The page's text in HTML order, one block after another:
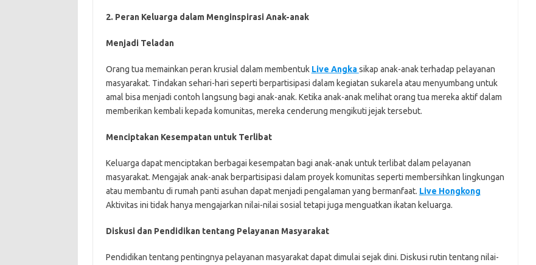
2. Peran Keluarga dalam Menginspirasi Anak-anak
Menjadi Teladan
Orang tua memainkan peran krusial dalam membentuk Live Angkasikap anak-anak terhadap pelayanan
masyarakat. Tindakan sehari-hari seperti berpartisipasi dalam kegiatan sukarela atau menyumbang untuk
amal bisa menjadi contoh langsung bagi anak-anak. Ketika anak-anak melihat orang tua mereka aktif dalam
memberikan kembali kepada komunitas, mereka cenderung mengikuti jejak tersebut.
Menciptakan Kesempatan untuk Terlibat
Keluarga dapat menciptakan berbagai kesempatan bagi anak-anak untuk terlibat dalam pelayanan
masyarakat. Mengajak anak-anak berpartisipasi dalam proyek komunitas seperti membersihkan lingkungan
atau membantu di rumah panti asuhan dapat menjadi pengalaman yang bermanfaat. Live Hongkong
Aktivitas ini tidak hanya mengajarkan nilai-nilai sosial tetapi juga menguatkan ikatan keluarga.
Diskusi dan Pendidikan tentang Pelayanan Masyarakat
Pendidikan tentang pentingnya pelayanan masyarakat dapat dimulai sejak dini. Diskusi rutin tentang nilai-